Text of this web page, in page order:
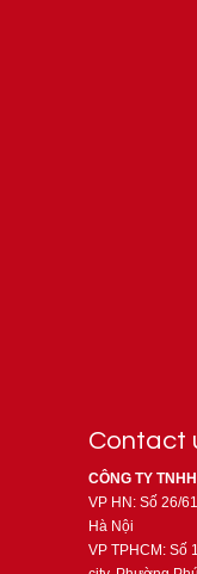
Contact
CÔNG TY
VP HN: Số 26/
Hà Nội
VP TPHCM: Số